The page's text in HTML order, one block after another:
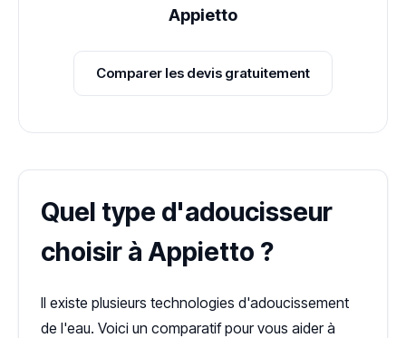
Appietto
Comparer les devis gratuitement
Quel type d'adoucisseur
choisir à Appietto ?
Il existe plusieurs technologies d'adoucissement
de l'eau. Voici un comparatif pour vous aider à